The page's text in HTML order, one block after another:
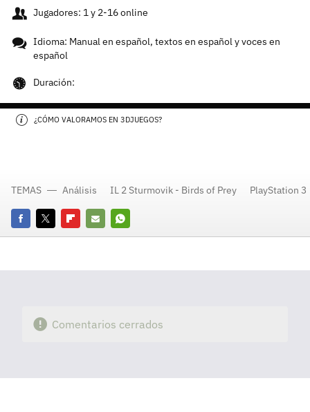
Jugadores: 1 y 2-16 online
Idioma: Manual en español, textos en español y voces en
español
Duración:
¿CÓMO VALORAMOS EN 3DJUEGOS?
FacebookTwitterFlipboard
E-
Whatsapp
TEMAS Análisis IL 2 Sturmovik - Birds of Prey PlayStation 3
Comentarios cerrados